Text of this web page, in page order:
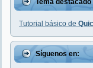
Tema destacado
Tutorial básico de
Síguenos en: